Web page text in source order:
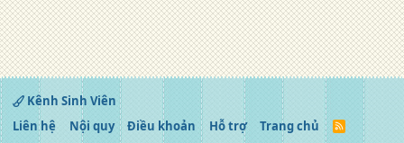
Kênh Sinh Viên
Liên hệ
Nội quy Điều khoản Hỗ trợ Trang chủ
R